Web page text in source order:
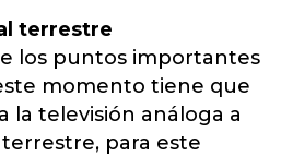
terrestre
los puntos importantes
momento tiene que
la televisión análoga a
para este